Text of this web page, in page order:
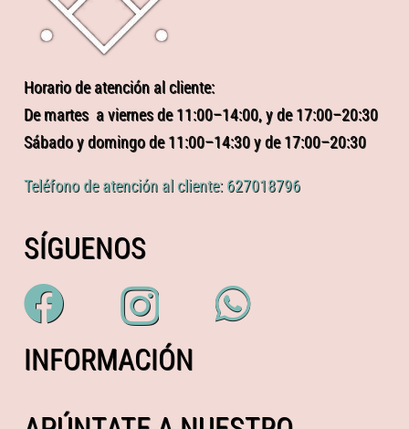
Horario de atención al cliente:
De martes a viernes de 11:00–14:00, y de 17:00–20:30
Sábado y domingo de 11:00–14:30 y de 17:00–20:30
Teléfono de atención al cliente: 627018796
SÍGUENOS
INFORMACIÓN